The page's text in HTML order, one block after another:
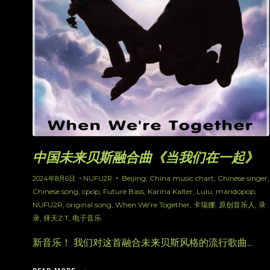
中国未来贝斯融合曲《当我们在一起》
2024年8月6日 NUFU2R Beijing China music chart Chinese singer,
Chinese song cpop, Future Bass, Karina Kalter, Lulu mandopop,
NUFU2R original song When We're Together, 卡瑞娜, 原创音乐人 录
录, 择天Z·T, 电子音乐
新音乐！ 我们对这首融合未来贝斯风格的流行歌曲...